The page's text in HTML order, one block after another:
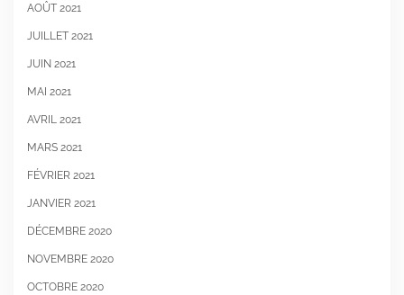
AOÛT 2021
JUILLET 2021
JUIN 2021
MAI 2021
AVRIL 2021
MARS 2021
FÉVRIER 2021
JANVIER 2021
DÉCEMBRE 2020
NOVEMBRE 2020
OCTOBRE 2020